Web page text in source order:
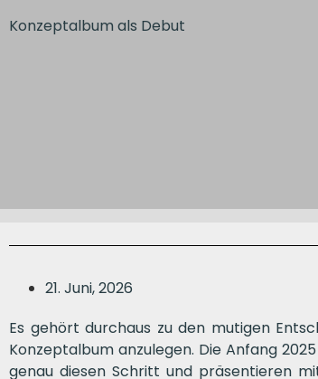
Konzeptalbum als Debut
21. Juni, 2026
Es gehört durchaus zu den mutigen
Konzeptalbum anzulegen. Die Anfang
genau diesen Schritt und präsentieren